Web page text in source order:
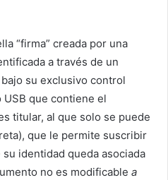
“firma” creada por una
a través de un
su exclusivo control
que contiene el
titular, al que solo se puede
que le permite suscribir
identidad queda asociada
no es modificable a